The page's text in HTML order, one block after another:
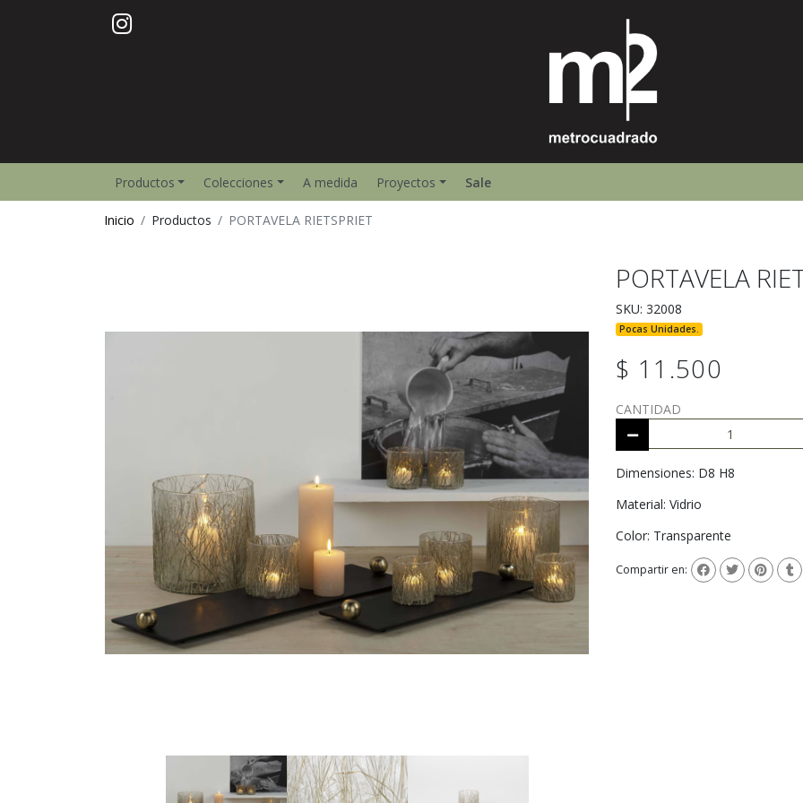
Productos Colecciones A medida Proyectos Sale
Inicio Productos PORTAVELA RIETSPRIET
PORTAVELA
SKU: 32008
Pocas Unidades.
$ 11.500
CANTIDAD
Dimensiones: D8 H8
Material: Vidrio
Color: Transparente
Compartir en: